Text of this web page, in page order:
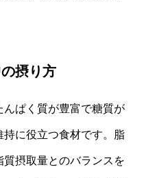
摂り方
んぱく質が豊富で糖質が
に役立つ食材です。脂
摂取量とのバランスを